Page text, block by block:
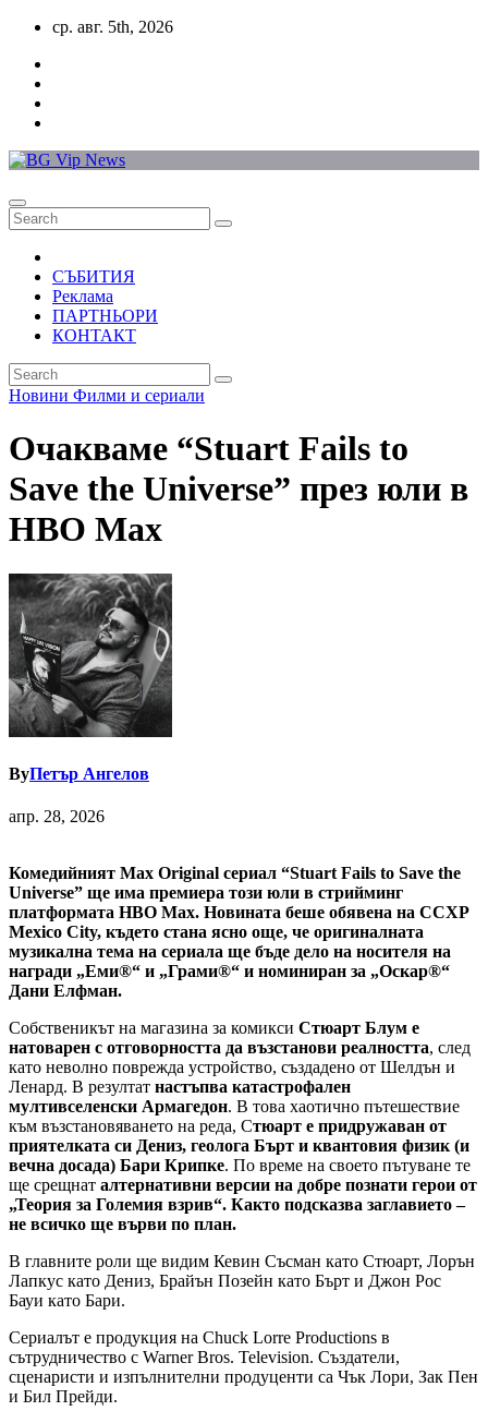
Skip
content
ср. авг. 5th, 2026
СЪБИТИЯ
Реклама
ПАРТНЬОРИ
КОНТАКТ
Новини Филми и сериали
Очакваме “Stuart Fails to
Save the Universe” през юли в
HBO Max
ByПетър Ангелов
апр. 28, 2026
Комедийният Max Original сериал “Stuart Fails to Save the
Universe” ще има премиера този юли в стрийминг
платформата HBO Max. Новината беше обявена на CCXP
Mexico City, където стана ясно още, че оригиналната
музикална тема на сериала ще бъде дело на носителя на
награди „Еми®“ и „Грами®“ и номиниран за „Оскар®“
Дани Елфман.
Собственикът на магазина за комикси Стюарт Блум е
натоварен с отговорността да възстанови реалността, след
като неволно поврежда устройство, създадено от Шелдън и
Ленард. В резултат настъпва катастрофален
мултивселенски Армагедон. В това хаотично пътешествие
към възстановяването на реда, Стюарт е придружаван от
приятелката си Дениз, геолога Бърт и квантовия физик (и
вечна досада) Бари Крипке. По време на своето пътуване те
ще срещнат алтернативни версии на добре познати герои от
„Теория за Големия взрив“. Както подсказва заглавието –
не всичко ще върви по план.
В главните роли ще видим Кевин Съсман като Стюарт, Лорън
Лапкус като Дениз, Брайън Позейн като Бърт и Джон Рос
Бауи като Бари.
Сериалът е продукция на Chuck Lorre Productions в
сътрудничество с Warner Bros. Television. Създатели,
сценаристи и изпълнителни продуценти са Чък Лори, Зак Пен
и Бил Прейди.